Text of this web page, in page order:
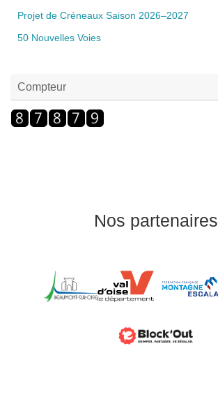
Projet de Créneaux Saison 2026–2027
50 Nouvelles Voies
Compteur
Nos partenaires